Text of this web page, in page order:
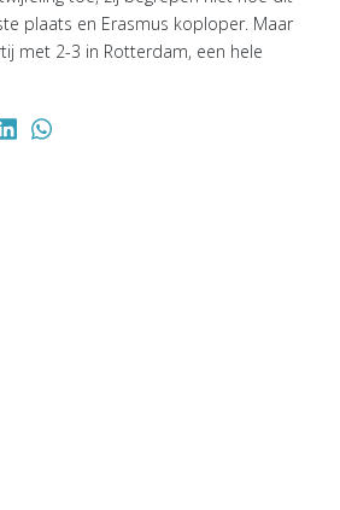
plaats en Erasmus koploper. Maar
met 2-3 in Rotterdam, een hele